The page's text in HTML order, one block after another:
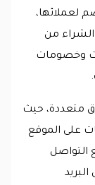
لعملائها،
الشراء من
وخصومات
متعددة، حيث
على الموقع
التواصل